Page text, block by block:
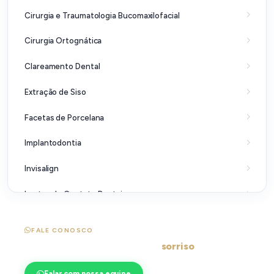
Cirurgia e Traumatologia Bucomaxilofacial
Cirurgia Ortognática
Clareamento Dental
Extração de Siso
Facetas de Porcelana
Implantodontia
Invisalign
Lentes de Contato Dentais
Prótese de Porcelana
FALE CONOSCO
sorriso?